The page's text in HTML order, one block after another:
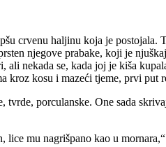
crvenu haljinu koja je postojala.
njegove prabake, koji je
ali nekada se, kada joj je kiša
kroz kosu i mazeći tjeme, prvi put
porculanske. One sada
lice mu nagrišpano kao u